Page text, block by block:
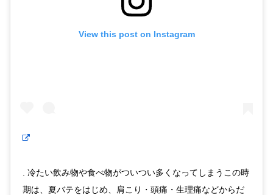
View this post on Instagram
. 冷たい飲み物や食べ物がついつい多くなってしまうこの時
期は、夏バテをはじめ、肩こり・頭痛・生理痛などからだ